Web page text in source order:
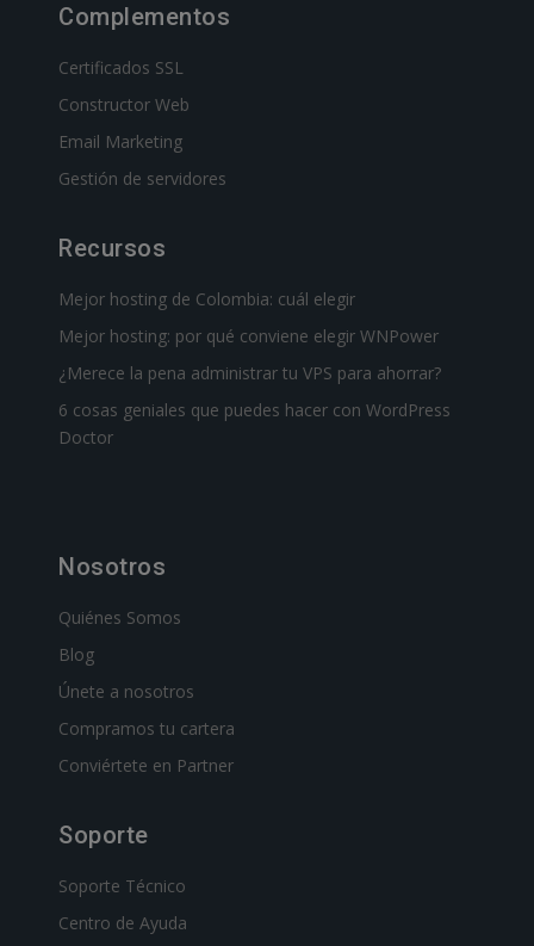
Complementos
Certificados SSL
Constructor Web
Email Marketing
Gestión de servidores
Recursos
Mejor hosting de Colombia: cuál elegir
Mejor hosting: por qué conviene elegir WNPower
¿Merece la pena administrar tu VPS para ahorrar?
6 cosas geniales que puedes hacer con WordPress
Doctor
Nosotros
Quiénes Somos
Blog
Únete a nosotros
Compramos tu cartera
Conviértete en Partner
Soporte
Soporte Técnico
Centro de Ayuda